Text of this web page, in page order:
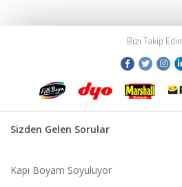
Bizi Takip Edin
Sizden Gelen Sorular
Kapı Boyam Soyuluyor